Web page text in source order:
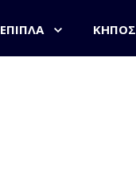
ΈΠΙΠΛΑ ΚΉΠΟΣ